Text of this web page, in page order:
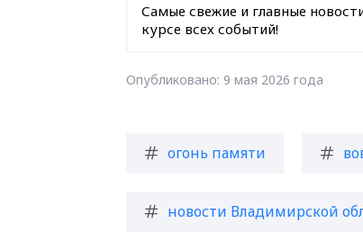
Самые свежие и главные
курсе всех событий!
Опубликовано: 9 мая 2026 года
огонь памяти
новости Владимирской